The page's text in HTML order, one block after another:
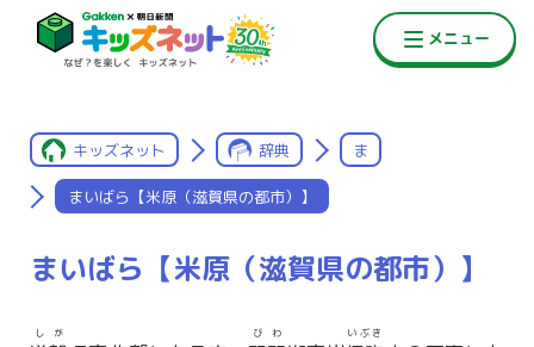
キッズネット 辞典 ま
まいばら【米原（滋賀県の都市）】
まいばら【米原（滋賀県の都市）】
しが びわ いぶき